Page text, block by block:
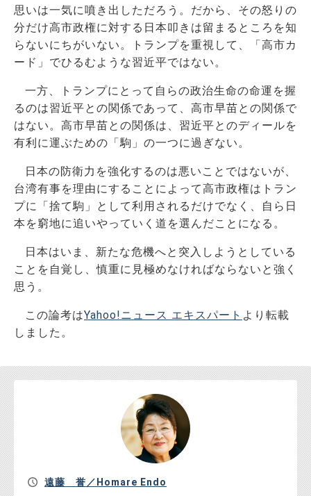
思いは一気に噴き出しただろう。だから、その怒りの
分だけ高市政権に対する日本叩きは留まるところを知
らないにちがいない。トランプを重視して、「高市カ
ード」でひるむような習近平ではない。
一方、トランプにとって自らの政治生命の命運を握
るのは習近平との関係であって、高市早苗との関係で
はない。高市早苗との関係は、習近平とのディールを
有利に運ぶための「駒」の一つに過ぎない。
日本の防衛力を強化するのは悪いことではないが、
台湾有事を理由にすることによって高市政権はトラン
プに「捨て駒」として利用されるだけでなく、自ら日
本を窮地に追いやっていく道を選んだことになる。
日本はいま、新たな危機へと突入しようとしている
ことを自覚し、慎重に見極めなければならないと強く
思う。
この論考はYahoo!ニュース エキスパート より転載
しました。
遠藤 誉／Homare Endo